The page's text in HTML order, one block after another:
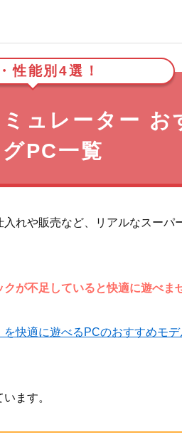
性能別4選！
ュレーター お
PC一覧
れや販売など、リアルなスーパ
クが不足していると快適に遊べま
を快適に遊べるPCのおすすめモデ
ます。